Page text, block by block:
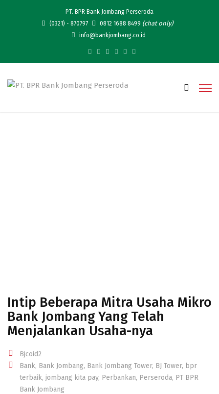
PT. BPR Bank Jombang Perseroda
(0321) - 870797
0812 1688 8499 (chat only)
info@bankjombang.co.id
Intip Beberapa Mitra Usaha Mikro
Bank Jombang Yang Telah
Menjalankan Usaha-nya
Bjcoid2
Bank, Bank Jombang, Bank Jombang Tower, BJ Tower, bpr
terbaik, jombang kita pay, Perbankan, Perseroda, PT BPR
Bank Jombang